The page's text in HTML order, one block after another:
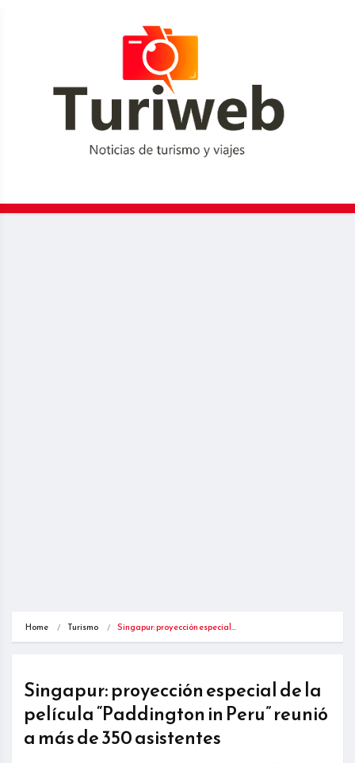
Home Turismo Singapur: proyección especial…
Singapur: proyección especial de la
película “Paddington in Peru” reunió
a más de 350 asistentes